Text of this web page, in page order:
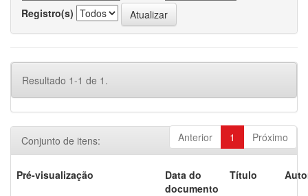
Registro(s)
Resultado 1-1 de 1.
Anterior 1 Próximo
Conjunto de itens:
Pré-visualização
Data do
documento
Título